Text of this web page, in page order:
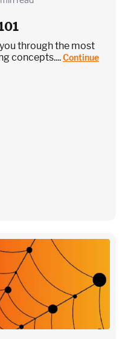
from your app code
through the most
concepts....Continue